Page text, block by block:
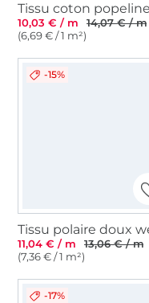
10,03 € / m
14,07 € / m
(6,69 € / 1 m²)
-15%
11,04 € / m
13,06 € / m
(7,36 € / 1 m²)
-17%